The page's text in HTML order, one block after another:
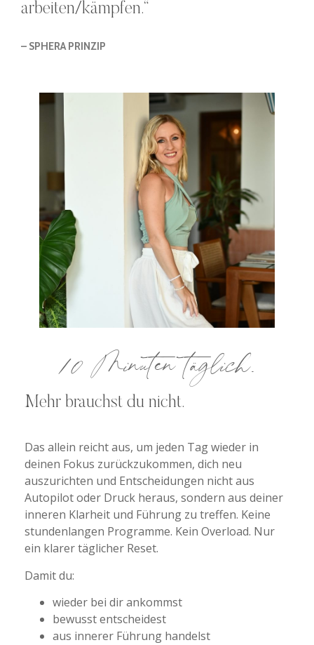
arbeiten/kämpfen.“
– SPHERA PRINZIP
10 Minuten täglich.
Mehr brauchst du nicht.
Das allein reicht aus, um jeden Tag wieder in
deinen Fokus zurückzukommen, dich neu
auszurichten und Entscheidungen nicht aus
Autopilot oder Druck heraus, sondern aus deiner
inneren Klarheit und Führung zu treffen. Keine
stundenlangen Programme. Kein Overload. Nur
ein klarer täglicher Reset.
Damit du:
wieder bei dir ankommst
bewusst entscheidest
aus innerer Führung handelst